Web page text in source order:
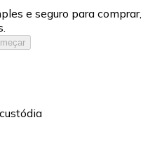
e seguro para comprar,